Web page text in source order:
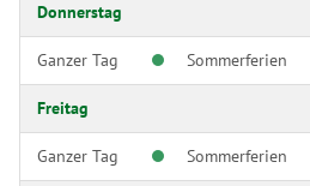
Donnerstag
Ganzer Tag Sommerferien
Freitag
Ganzer Tag Sommerferien